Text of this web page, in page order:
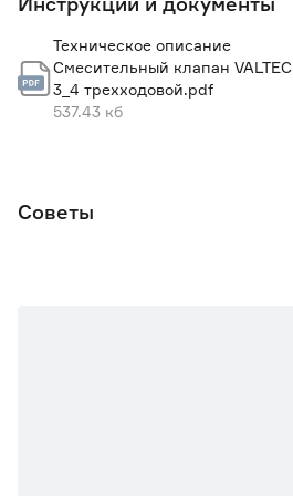
AISI304;
EPDM, PEROX;
- ремонтопригодность: да.
Техническое описание
Смесительный клапан VALTEC
3_4 трехходовой.pdf
537.43 кб
Советы